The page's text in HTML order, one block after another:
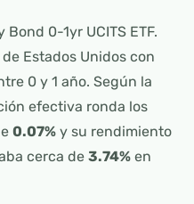
0-1yr UCITS ETF.
Estados Unidos con
0 y 1 año. Según la
efectiva ronda los
0.07% y su rendimiento
cerca de 3.74% en